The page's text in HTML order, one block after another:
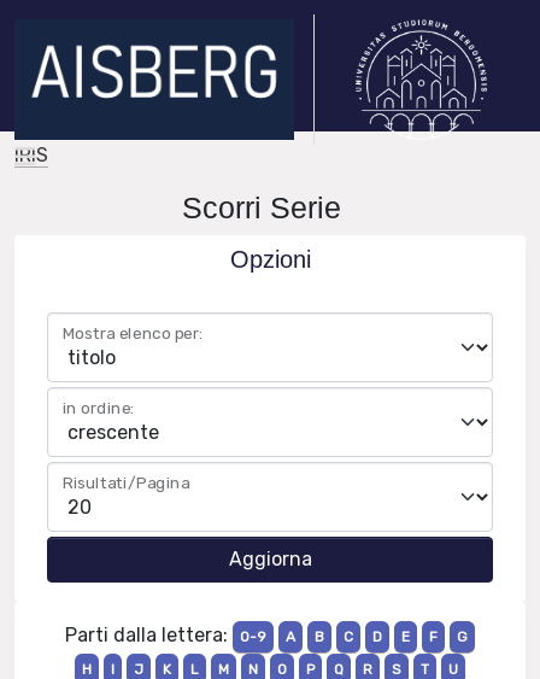
IRIS
Scorri Serie
Opzioni
Mostra elenco per:
in ordine:
Risultati/Pagina
Parti dalla lettera: 0-9 A B C D E F
G
H
I J K L M N O P Q R S T
U